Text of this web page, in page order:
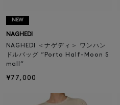
NEW
NAGHEDI
NAGHEDI ＜ナゲディ＞ ワンハン
ドルバッグ “Porto Half-Moon S
mall“
¥77,000